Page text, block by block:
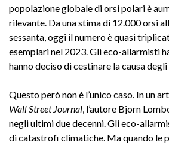
popolazione globale di orsi polari è
rilevante. Da una stima di 12.000 orsi
sessanta, oggi il numero è quasi
esemplari nel 2023. Gli eco-allarmisti
hanno deciso di cestinare la causa
Questo però non è l’unico caso. In un
Wall Street Journal , l’autore Bjorn
negli ultimi due decenni. Gli eco-
di catastrofi climatiche. Ma quando le